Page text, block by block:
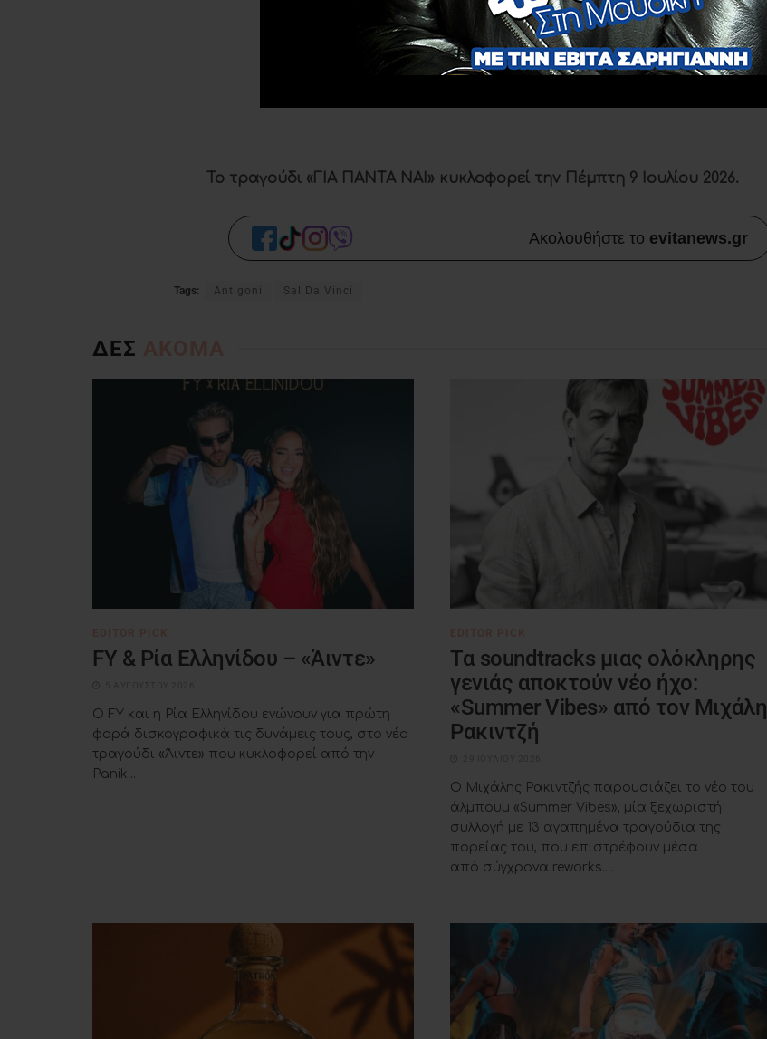
Δείτε απόσπασμα από την εμφάνιση
https://www.instagram.com/p/DadenQ9u9C8/
Το τραγούδι «ΓΙΑ ΠΑΝΤΑ ΝΑΙ» κυκλοφορεί την Πέμπτη 9 Ιουλίου 2026.
Ακολουθήστε το evitanews.gr
Tags: Antigoni Sal Da Vinci
ΔΕΣ
FY & Ρία Ελληνίδου – «Άιντε»
Ο FY και η Ρία Ελληνίδου ενώνουν για πρώτη
φορά δισκογραφικά τις δυνάμεις τους, στο νέο
τραγούδι «Άιντε» που κυκλοφορεί από την
Panik...
Τα soundtracks μιας ολόκληρης
γενιάς αποκτούν νέο ήχο:
«Summer Vibes» από τον Μιχάλη
Ρακιντζή
Ο Μιχάλης Ρακιντζής παρουσιάζει το νέο του
άλμπουμ «Summer Vibes», μία ξεχωριστή
συλλογή με 13 αγαπημένα τραγούδια της
πορείας του, που επιστρέφουν μέσα
από σύγχρονα reworks....